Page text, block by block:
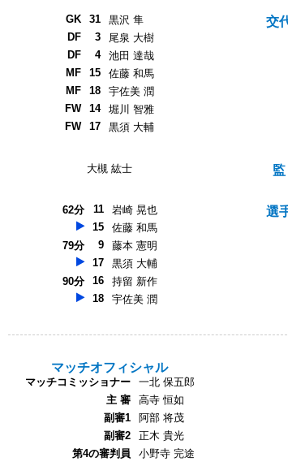
交
GK 31
黒沢 隼
DF
3
尾泉 大樹
DF
4
池田 達哉
MF
15
佐藤 和馬
MF
18
宇佐美 潤
FW
14
堀川 智雅
FW
17 黒須 大輔
大槻 紘士
選
62分 11
岩崎 晃也
15
佐藤 和馬
79分
9
藤本 憲明
17
黒須 大輔
90分
16
持留 新作
18
宇佐美 潤
マッチオフィシャル
マッチコミッショナー
一北 保五郎
主 審
高寺 恒如
副審1
阿部 将茂
副審2
正木 貴光
第4の審判員
小野寺 完途